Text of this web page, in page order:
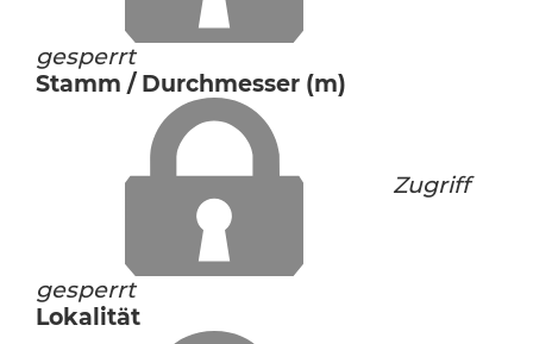
gesperrt
Stamm / Durchmesser (m)
Zugriff
gesperrt
Lokalität